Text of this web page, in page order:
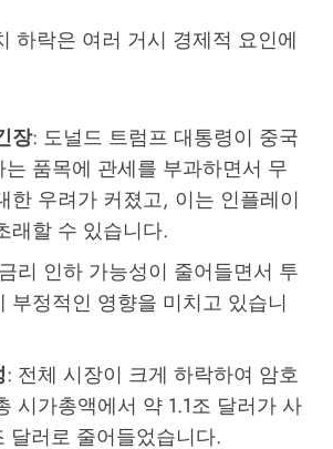
하락은 여러 거시 경제적 요인에
장: 도널드 트럼프 대통령이 중국
품목에 관세를 부과하면서 무
한 우려가 커졌고, 이는 인플레이
래할 수 있습니다.
리 인하 가능성이 줄어들면서 투
부정적인 영향을 미치고 있습니
: 전체 시장이 크게 하락하여 암호
시가총액에서 약 1.1조 달러가 사
달러로 줄어들었습니다.